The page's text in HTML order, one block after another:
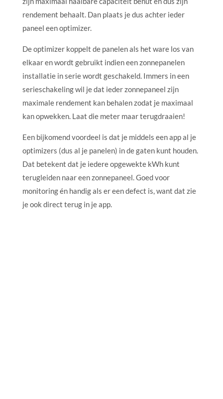
rendement behaalt. Dan plaats je dus achter ieder
paneel een optimizer.
De optimizer koppelt de panelen als het ware los van
elkaar en wordt gebruikt indien een zonnepanelen
installatie in serie wordt geschakeld. Immers in een
serieschakeling wil je dat ieder zonnepaneel zijn
maximale rendement kan behalen zodat je maximaal
kan opwekken. Laat die meter maar terugdraaien!
Een bijkomend voordeel is dat je middels een app al je
optimizers (dus al je panelen) in de gaten kunt houden.
Dat betekent dat je iedere opgewekte kWh kunt
terugleiden naar een zonnepaneel. Goed voor
monitoring én handig als er een defect is, want dat zie
je ook direct terug in je app.